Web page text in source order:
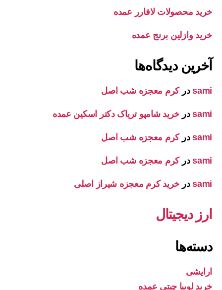
خرید محصولات لافارر عمده
خرید وازلین برنج عمده
آخرین دیدگاه‌ها
samiدرکرم معجزه شب اصل
samiدر خرید شامپو تریاک دکتر اسکین عمده
samiدرکرم معجزه شب اصل
samiدرکرم معجزه شب اصل
samiدر خرید کرم معجزه شیراز اصلی
ارز دیجیتال
دسته‌ها
ارایشی
خرید لوبیا چیتی عمده